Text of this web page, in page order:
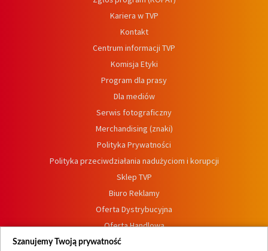
Kariera w TVP
Kontakt
Centrum informacji TVP
Komisja Etyki
Program dla prasy
Dla mediów
Serwis fotograficzny
Merchandising (znaki)
Polityka Prywatności
Polityka przeciwdziałania nadużyciom i korupcji
Sklep TVP
Biuro Reklamy
Oferta Dystrybucyjna
Oferta Handlowa
Dostępność
Szanujemy Twoją prywatność